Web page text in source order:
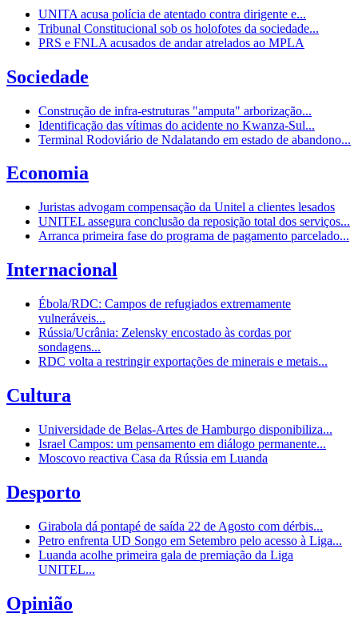
UNITA acusa polícia de atentado contra dirigente e...
Tribunal Constitucional sob os holofotes da sociedade...
PRS e FNLA acusados de andar atrelados ao MPLA
Sociedade
Construção de infra-estruturas "amputa" arborização...
Identificação das vítimas do acidente no Kwanza-Sul...
Terminal Rodoviário de Ndalatando em estado de abandono...
Economia
Juristas advogam compensação da Unitel a clientes lesados
UNITEL assegura conclusão da reposição total dos serviços...
Arranca primeira fase do programa de pagamento parcelado...
Internacional
Ébola/RDC: Campos de refugiados extremamente
vulneráveis...
Rússia/Ucrânia: Zelensky encostado às cordas por
sondagens...
RDC volta a restringir exportações de minerais e metais...
Cultura
Universidade de Belas-Artes de Hamburgo disponibiliza...
Israel Campos: um pensamento em diálogo permanente...
Moscovo reactiva Casa da Rússia em Luanda
Desporto
Girabola dá pontapé de saída 22 de Agosto com dérbis...
Petro enfrenta UD Songo em Setembro pelo acesso à Liga...
Luanda acolhe primeira gala de premiação da Liga
UNITEL...
Opinião